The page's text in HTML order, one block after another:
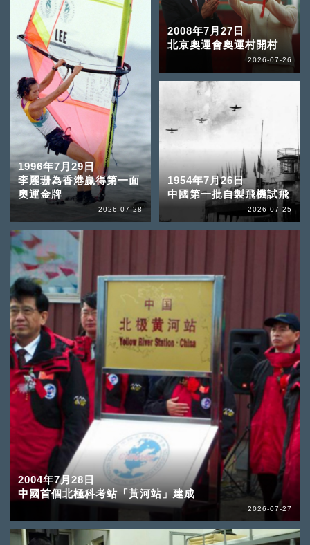
1996年7月29日
李麗珊為香港贏得第一面
奧運金牌
2026-07-28
2004年7月28日
中國首個北極科考站「黃河站」建成
2026-07-27
2008年7月27日
北京奧運會奧運村開村
2026-07-26
1954年7月26日
中國第一批自製飛機試飛
2026-07-25